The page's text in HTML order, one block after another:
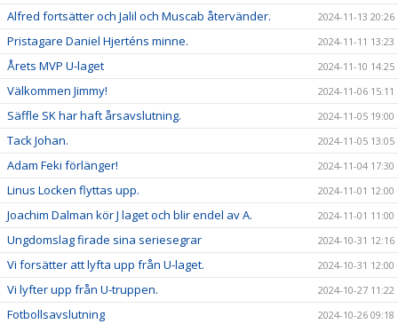
Alfred fortsätter och Jalil och Muscab återvänder. 2024-11-13 20:26
Pristagare Daniel Hjerténs minne. 2024-11-11 13:23
Årets MVP U-laget 2024-11-10 14:25
Välkommen Jimmy! 2024-11-06 15:11
Säffle SK har haft årsavslutning. 2024-11-05 19:00
Tack Johan. 2024-11-05 13:05
Adam Feki förlänger! 2024-11-04 17:30
Linus Locken flyttas upp. 2024-11-01 12:00
Joachim Dalman kör J laget och blir endel av A. 2024-11-01 11:00
Ungdomslag firade sina seriesegrar 2024-10-31 12:16
Vi forsätter att lyfta upp från U-laget. 2024-10-31 12:00
Vi lyfter upp från U-truppen. 2024-10-27 11:22
Fotbollsavslutning 2024-10-26 09:18